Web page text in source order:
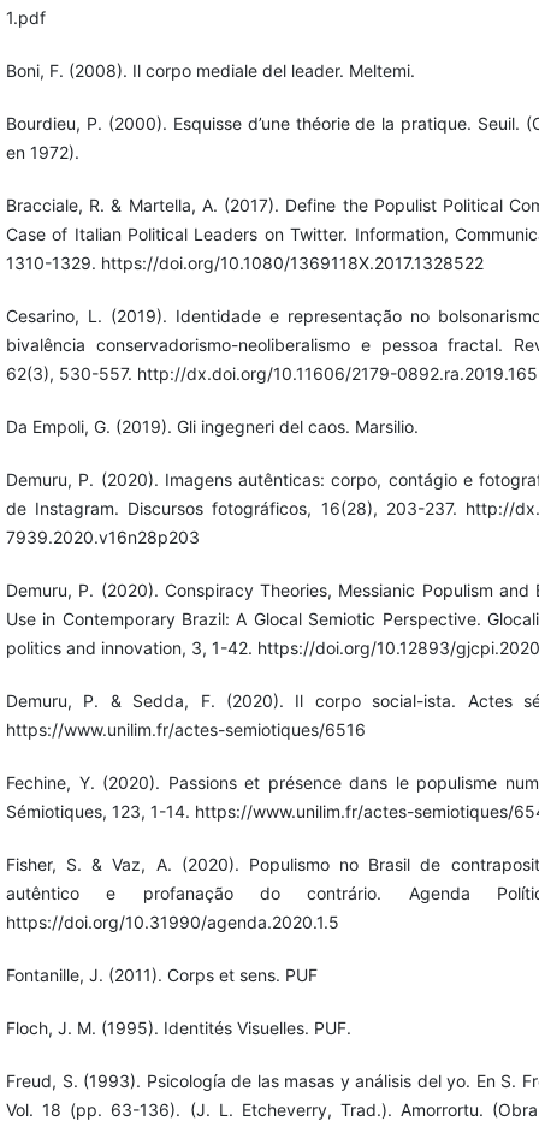
1.pdf
Boni, F. (2008). Il corpo mediale del leader. Meltemi.
Bourdieu, P. (2000). Esquisse d’une théorie de la pratique. Seuil.
en 1972).
Bracciale, R. & Martella, A. (2017). Define the Populist Political
Case of Italian Political Leaders on Twitter. Information,
1310-1329. https://doi.org/10.1080/1369118X.2017.1328522
Cesarino, L. (2019). Identidade e representação no
bivalência conservadorismo-neoliberalismo e pessoa fractal.
62(3), 530-557. http://dx.doi.org/10.11606/2179-
Da Empoli, G. (2019). Gli ingegneri del caos. Marsilio.
Demuru, P. (2020). Imagens autênticas: corpo, contágio e
de Instagram. Discursos fotográficos, 16(28), 203-237. http://
7939.2020.v16n28p203
Demuru, P. (2020). Conspiracy Theories, Messianic Populism and
Use in Contemporary Brazil: A Glocal Semiotic Perspective.
politics and innovation, 3, 1-42. https://doi.org/10.12893/
Demuru, P. & Sedda, F. (2020). Il corpo social-ista. Actes
https://www.unilim.fr/actes-semiotiques/6516
Fechine, Y. (2020). Passions et présence dans le populisme
Sémiotiques, 123, 1-14. https://www.unilim.fr/actes-semiotiques/
Fisher, S. & Vaz, A. (2020). Populismo no Brasil de
autêntico e profanação do contrário. Agenda
https://doi.org/10.31990/agenda.2020.1.5
Fontanille, J. (2011). Corps et sens. PUF
Floch, J. M. (1995). Identités Visuelles. PUF.
Freud, S. (1993). Psicología de las masas y análisis del yo. En S.
Vol. 18 (pp. 63-136). (J. L. Etcheverry, Trad.). Amorrortu.